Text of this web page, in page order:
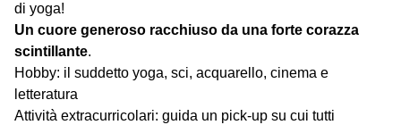
di yoga!
Un cuore generoso racchiuso da una forte corazza
scintillante.
Hobby: il suddetto yoga, sci, acquarello, cinema e
letteratura
Attività extracurricolari: guida un pick-up su cui tutti